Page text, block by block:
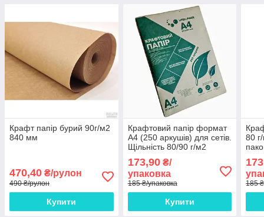
Крафт папір бурий 90г/м2
840 мм
470,40 ₴/рулон
490 ₴/рулон
Купити
Крафтовий папір формат
А4 (250 аркушів) для сетів.
Щільність 80/90 г/м2
173,90₴/
упаковка
185 ₴/упаковка
Купити
80
185